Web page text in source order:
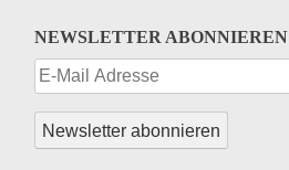
NEWSLETTER ABONNIEREN